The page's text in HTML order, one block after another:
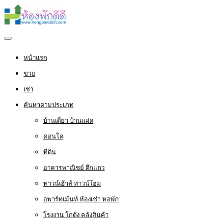
หน้าแรก
ขาย
เช่า
ค้นหาตามประเภท
บ้านเดี่ยว บ้านแฝด
คอนโด
ที่ดิน
อาคารพาณิชย์ ตึกแถว
ทาวน์เฮ้าส์ ทาวน์โฮม
อพาร์ทเม้นท์ ห้องเช่า หอพัก
โรงงาน โกดัง คลังสินค้า